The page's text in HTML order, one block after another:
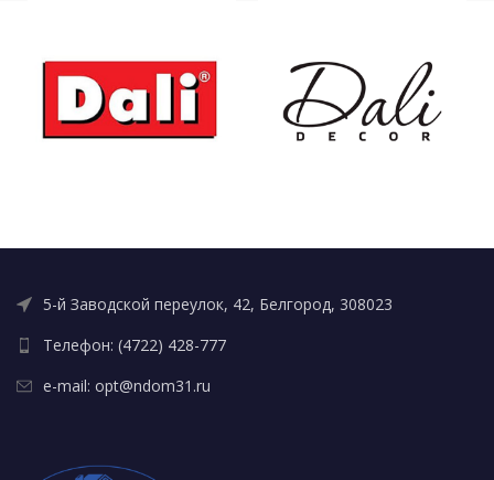
5-й Заводской переулок, 42, Белгород, 308023
Телефон: (4722) 428-777
e-mail: opt@ndom31.ru